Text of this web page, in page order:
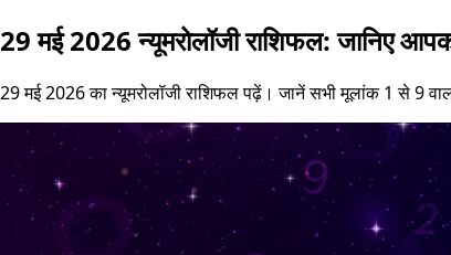
29 मई 2026 न्यूमरोलॉजी राशिफल: जानिए
29 मई 2026 का न्यूमरोलॉजी राशिफल पढ़ें। जानें सभी मूलांक 1 से 9